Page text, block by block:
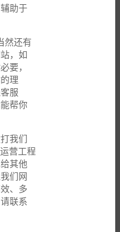
助于
然还有
，如
要，
理
服
帮你
我们
营工程
其他
们网
、多
联系